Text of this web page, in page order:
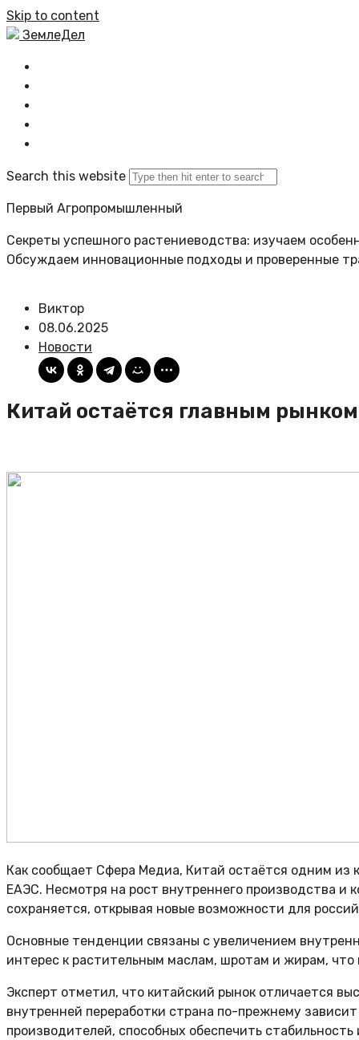
Skip to content
ЗемлеДел
Search this website
Первый Агропромышленный
Секреты успешного растениеводства: изучаем
Обсуждаем инновационные подходы и проверенные
Виктор
08.06.2025
Новости
Китай остаётся главным
Как сообщает Сфера Медиа, Китай остаётся одним из
ЕАЭС. Несмотря на рост внутреннего производства и
сохраняется, открывая новые возможности для
Основные тенденции связаны с увеличением
интерес к растительным маслам, шротам и жирам, что
Эксперт отметил, что китайский рынок отличается
внутренней переработки страна по-прежнему
производителей, способных обеспечить стабильность